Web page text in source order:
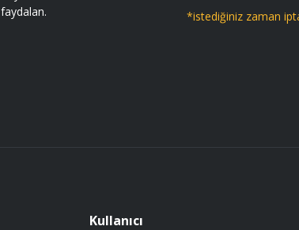
faydalan.
*istediğiniz zaman
Kullanıcı